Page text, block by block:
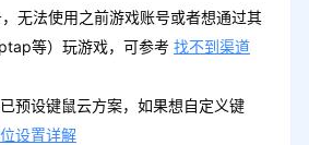
无法使用之前游戏账号或者想通过其
等）玩游戏，可参考 找不到渠道
预设键鼠云方案，如果想自定义键
设置详解